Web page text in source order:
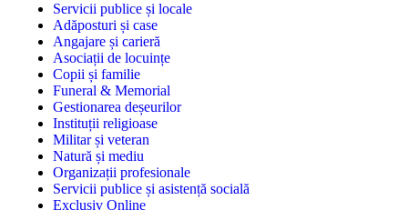
Servicii publice și locale
Adăposturi și case
Angajare și carieră
Asociații de locuințe
Copii și familie
Funeral & Memorial
Gestionarea deșeurilor
Instituții religioase
Militar și veteran
Natură și mediu
Organizații profesionale
Servicii publice și asistență socială
Exclusiv Online